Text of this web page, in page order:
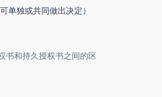
单独或共同做出决定）
书和持久授权书之间的区